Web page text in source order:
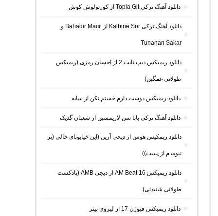
دانلود آهنگ ترکی Topla Git از کورتولوش کوش
دانلود آهنگ ترکی Kalbine Sor از Bahadır Macit و
Tunahan Sakar
دانلود ریمیکس دیپ نایت 2 از احسان رمزی (ریمیکس
طولانی غمگین)
دانلود ریمیکس دوست دارم خستم نکن از سایه
دانلود آهنگ ترکی بانا سن لازیمسین از شعبان گدیک
دانلود ریمکیس هوس از دیجی آرین (این خیابونای خالی (بر
نیومدم از پست))
دانلود ریمیکس AM Beat 16 از دیجی AMB (پادکست
طولانی شنیدنی)
دانلود ریمیکس فیوژن 17 از لیروی بیتز